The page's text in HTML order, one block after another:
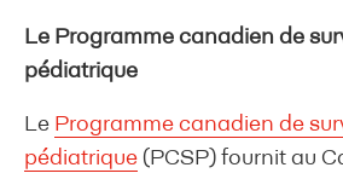
Le Programme canadien de
pédiatrique
Le Programme canadien de
pédiatrique (PCSP) fournit au